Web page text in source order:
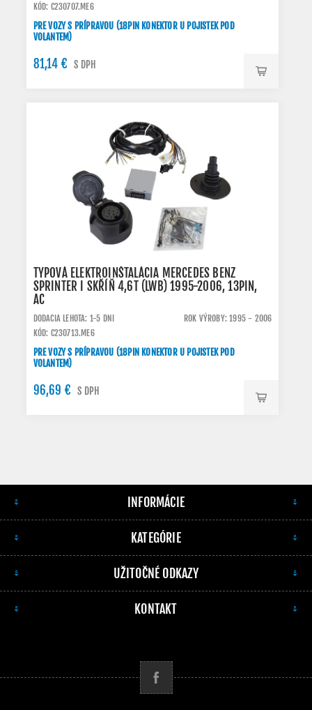
KÓD: C230707.ME6
PRE VOZY S PRÍPRAVOU (18PIN KONEKTOR U POJISTEK POD
VOLANTEM)
81,14 € S DPH
TYPOVÁ ELEKTROINŠTALÁCIA MERCEDES BENZ
SPRINTER I SKŘÍŇ 4,6T (LWB) 1995-2006, 13PIN,
AC
DODACIA LEHOTA: 1-5 DNI
ROK VÝROBY: 1995 - 2006
KÓD: C230713.ME6
PRE VOZY S PRÍPRAVOU (18PIN KONEKTOR U POJISTEK POD
VOLANTEM)
96,69 € S DPH
INFORMÁCIE
KATEGÓRIE
UŽITOČNÉ ODKAZY
KONTAKT